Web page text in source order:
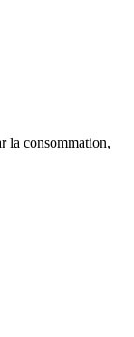
la consommation,